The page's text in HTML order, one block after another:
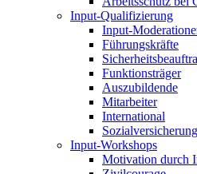
Input-Qualifizierung
Input-
Führungskräfte
Funktionsträger
Auszubildende
Mitarbeiter
International
Input-Workshops
Motivation durch